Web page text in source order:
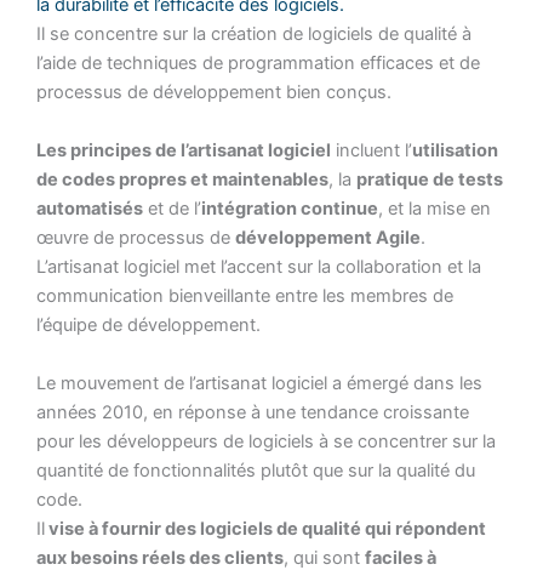
la durabilité et l’efficacité des logiciels.
Il se concentre sur la création de logiciels de qualité à
l’aide de techniques de programmation efficaces et de
processus de développement bien conçus.
Les principes de l’artisanat logiciel incluent l’utilisation
de codes propres et maintenables, la pratique de tests
automatisés et de l’intégration continue, et la mise en
œuvre de processus de développement Agile.
L’artisanat logiciel met l’accent sur la collaboration et la
communication bienveillante entre les membres de
l’équipe de développement.
Le mouvement de l’artisanat logiciel a émergé dans les
années 2010, en réponse à une tendance croissante
pour les développeurs de logiciels à se concentrer sur la
quantité de fonctionnalités plutôt que sur la qualité du
code.
Ilvise à fournir des logiciels de qualité qui répondent
aux besoins réels des clients, qui sont faciles à